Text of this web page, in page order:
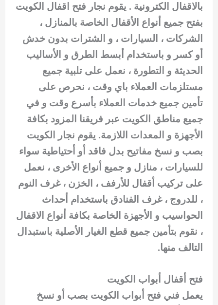
بالاقفال الكترونية . يقوم نجار فتح اقفال الكويت
بفتح جميع أنواع الأقفال الخاصة بالمنازل ،
الشركات ، السيارات ، و الشترات بدون خدش
أو كسر و باستخدام أبسط الطرق و الأساليب
الحديثة و التطورة ، نعمل على تلبية جميع
مستلزمات العملاء باي وقت ، نحرص على
تأمين جميع خدمات العملاء بأسرع وقت و في
جميع مناطق الكويت عبر فريقنا المزود بكافة
الأجهزة و المعدات اللازمة. يقوم نجار الكويت
بصب و نسخ مفاتيح بدل فاقد أو أحتياطية سواء
للسيارات ، منازل و جميع أنواع الأخرى ، نعمل
على تركيب أقفال للأرفف ، الخزن ، غرف النوم
، للدروج ، غرف الفنادق باستخدام أحداث
الحواسيب و الأجهزة الخاصة بكافة أنواع الاقفال
، نقوم بتأمين جميع قطع الغيار الأصلية باستبدال
التالف منها.
فتح أقفال أبواب الكويت
يعمل فني فتح أبواب الكويت بصب أو نسخ